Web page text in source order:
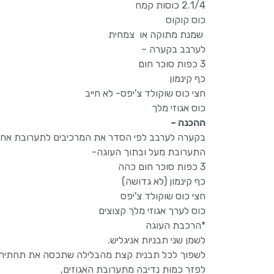
2.1/4 כוסות קמח
כוס קוקוס
שמנת מתוקה או צמחית
לערבב בקערה –
3 כפות סוכר חום
כף קינמון
חצי כוס שוקולד צ'יפס- לא חייב
כוס אגוזי מלך
ההכנה –
בקערה לערבב לפי הסדר את המרכיבים לתערובת
התערובת מעל ובתוך העוגה-
3 כפות סוכר חום כהה
כף קינמון (לא גדושה)
חצי כוס שוקולד צ'יפס
כוס לערך אגוזי מלך קצוצים
*הרכבת העוגה
לשמן שני תבניות אניגליש.
לשפוך לכל תבנית קצת מהבלילה שתכסה את
לפזר כמות נדיבה מתערובת האגוזים,